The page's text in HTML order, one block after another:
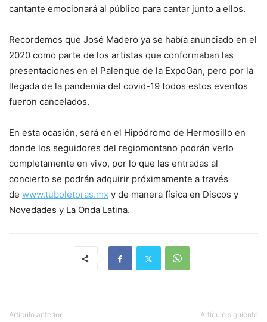
cantante emocionará al público para cantar junto a ellos.
Recordemos que José Madero ya se había anunciado en el
2020 como parte de los artistas que conformaban las
presentaciones en el Palenque de la ExpoGan, pero por la
llegada de la pandemia del covid-19 todos estos eventos
fueron cancelados.
En esta ocasión, será en el Hipódromo de Hermosillo en
donde los seguidores del regiomontano podrán verlo
completamente en vivo, por lo que las entradas al
concierto se podrán adquirir próximamente a través
de www.tuboletoras.mx y de manera física en Discos y
Novedades y La Onda Latina.
Artículo anterior Artículo siguiente